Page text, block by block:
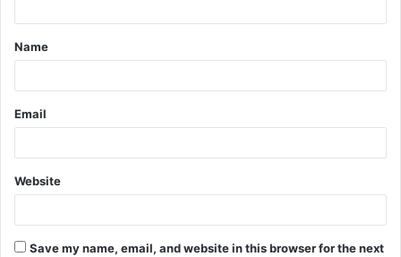
Name
Email
Website
Save my name, email, and website in this browser for the next